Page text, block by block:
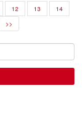
12 13
14
>>